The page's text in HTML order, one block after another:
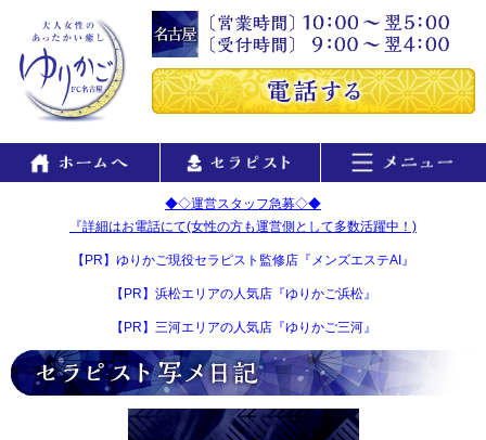
◆◇運営スタッフ急募◇◆
『詳細はお電話にて(女性の方も運営側として多数活躍中！)
【PR】ゆりかご現役セラピスト監修店『メンズエステAI』
【PR】浜松エリアの人気店『ゆりかご浜松』
【PR】三河エリアの人気店『ゆりかご三河』